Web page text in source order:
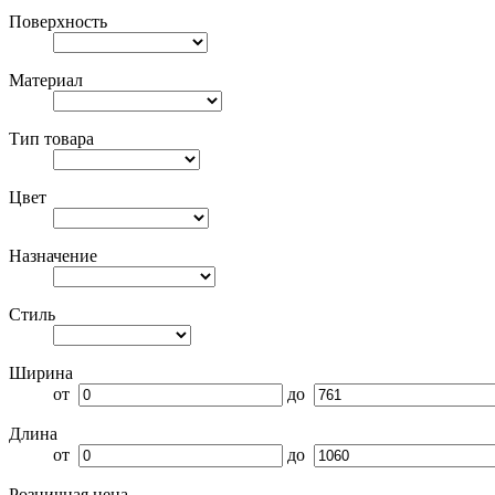
Поверхность
Материал
Тип товара
Цвет
Назначение
Стиль
Ширина
от
до
Длина
от
до